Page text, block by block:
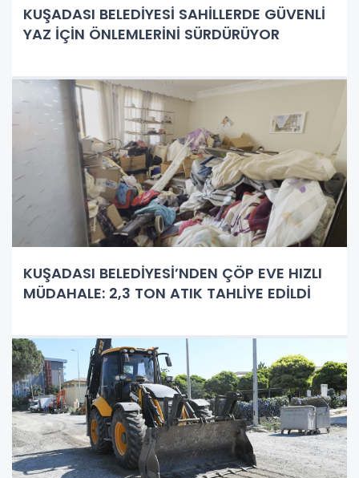
KUŞADASI BELEDİYESİ SAHİLLERDE GÜVENLİ
YAZ İÇİN ÖNLEMLERİNİ SÜRDÜRÜYOR
KUŞADASI BELEDİYESİ’NDEN ÇÖP EVE HIZLI
MÜDAHALE: 2,3 TON ATIK TAHLİYE EDİLDİ